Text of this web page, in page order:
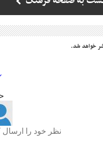
خواهد شد.